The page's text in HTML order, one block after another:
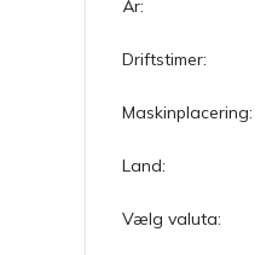
År:
Driftstimer:
Maskinplacering:
Land:
Vælg valuta: